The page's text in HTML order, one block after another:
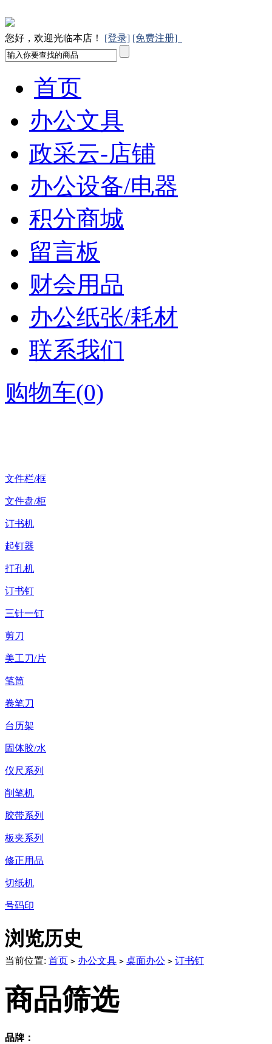
您好，欢迎光临本店！ [登录] [免费注册]
首页
办公文具
政采云-店铺
办公设备/电器
积分商城
留言板
财会用品
办公纸张/耗材
联系我们
购物车(0)
文件栏/框
文件盘/柜
订书机
起钉器
打孔机
订书钉
三针一钉
剪刀
美工刀/片
笔筒
卷笔刀
台历架
固体胶/水
仪尺系列
削笔机
胶带系列
板夹系列
修正用品
切纸机
号码印
浏览历史
当前位置: 首页 > 办公文具 > 桌面办公 > 订书钉
商品筛选
品牌：